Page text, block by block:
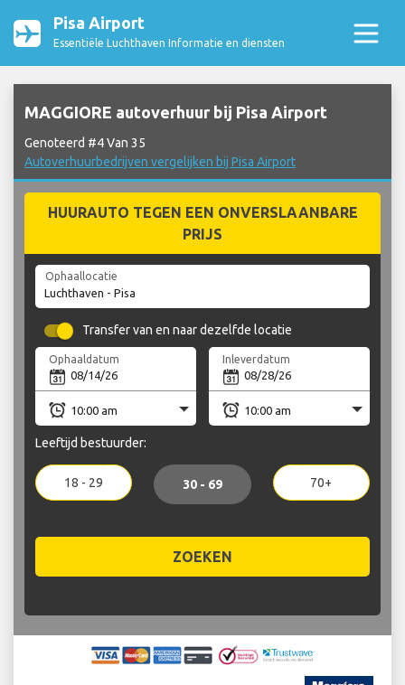
Pisa Airport
Essentiële Luchthaven Informatie en diensten
MAGGIORE autoverhuur bij Pisa Airport
Genoteerd #4 Van 35
Autoverhuurbedrijven vergelijken bij Pisa Airport
HUURAUTO TEGEN EEN ONVERSLAANBARE
PRIJS
Ophaallocatie
Transfer van en naar dezelfde locatie
Ophaaldatum Inleverdatum
Leeftijd bestuurder:
18 - 29 30 - 69 70+
ZOEKEN